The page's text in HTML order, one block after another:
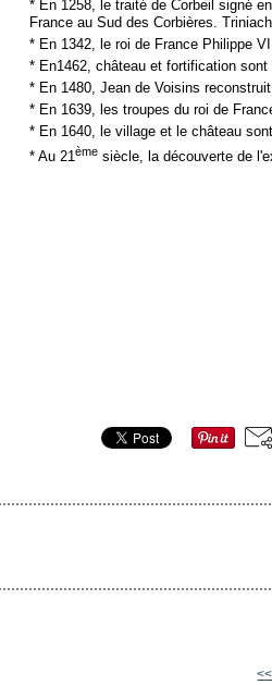
* En 1258, le traité de Corbeil signé
France au Sud des Corbières.
* En 1342, le roi de France Philippe
* En1462, château et fortification sont
* En 1480, Jean de Voisins reconstruit
* En 1639, les troupes du roi de
* En 1640, le village et le château
* Au 21ème siècle, la découverte de